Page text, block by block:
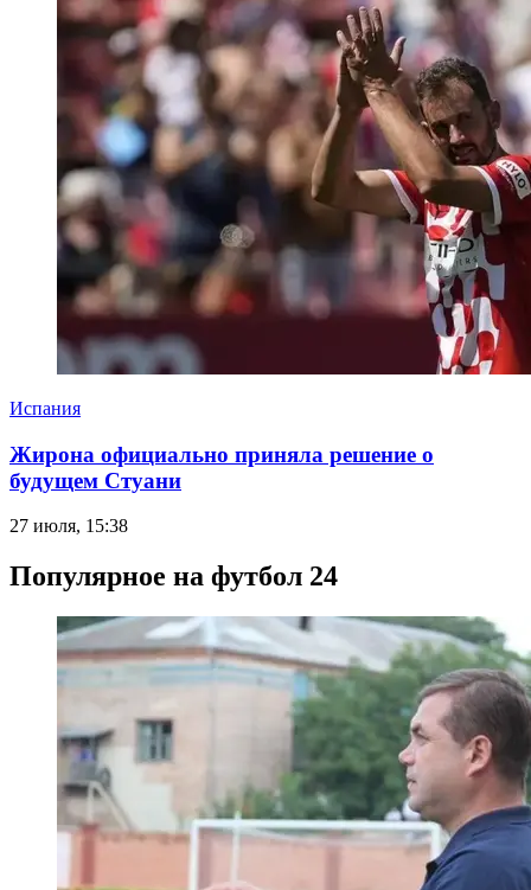
Испания
Жирона официально приняла решение о
будущем Стуани
27 июля, 15:38
Популярное на футбол 24